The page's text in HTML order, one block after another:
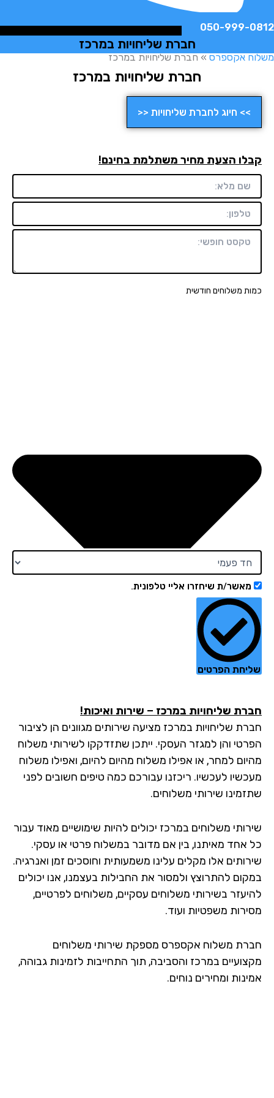
050-999-
חברת שליחויות במרכז
אקספרס»חברת שליחויות במרכז
חברת שליחויות במרכז
>> חיוג לחברת שליחויות <<
הצעת מחיר משתלמת בחינם!
משלוחים חודשית
מאשר/ת שיחזרו אליי טלפונית.
הפרטים
שליחויות במרכז – שירות ואיכות!
שליחויות במרכז מציעה שירותים מגוונים הן לציבור
והן למגזר העסקי. ייתכן שתזדקקו לשירותי משלוח
למחר, או אפילו משלוח מהיום להיום, ואפילו משלוח
לעכשיו. ריכזנו עבורכם כמה טיפים חשובים לפני
שירותי משלוחים.
משלוחים במרכז יכולים להיות שימושיים מאוד עבור
אחד מאיתנו, בין אם מדובר במשלוח פרטי או עסקי.
אלו מקלים עלינו משמעותית וחוסכים זמן ואנרגיה.
להתרוצץ ולמסור את החבילות בעצמנו, אנו יכולים
בשירותי משלוחים עסקיים, משלוחים לפרטיים,
משפטיות ועוד.
משלוח אקספרס מספקת שירותי משלוחים
במרכז והסביבה, תוך התחייבות לזמינות גבוהה,
ומחירים נוחים.